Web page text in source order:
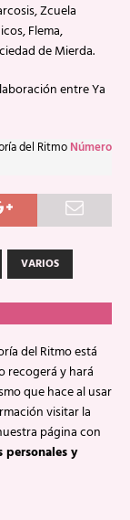
Zcuela
Flema,
de Mierda.
entre Ya
del Ritmo Número
VARIOS
del Ritmo está
recogerá y hará
que hace al usar
visitar la
página con
y